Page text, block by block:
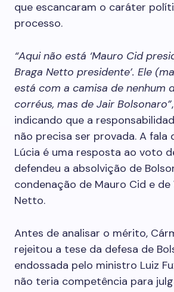
que escancaram o caráter
processo.
“Aqui não está ‘Mauro Cid
Braga Netto presidente’. Ele
está com a camisa de nenhum
corréus, mas de Jair Bolsonaro”
indicando que a
não precisa ser provada. A fala
Lúcia é uma resposta ao voto
defendeu a absolvição de
condenação de Mauro Cid e de
Netto.
Antes de analisar o mérito,
rejeitou a tese da defesa de
endossada pelo ministro Luiz
não teria competência para